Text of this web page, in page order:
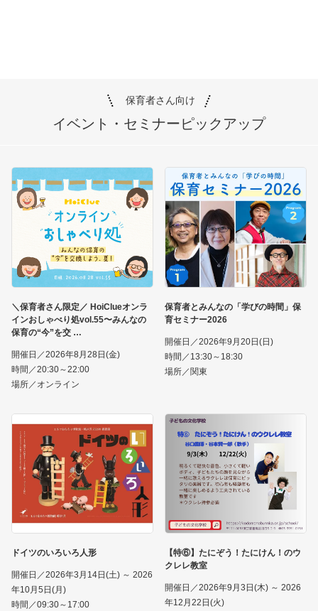
保育者さん向け
イベント・セミナーピックアップ
＼保育者さん限定／ HoiClueオンラ
インおしゃべり処vol.55〜みんなの
保育の“今”を交
開催日／2026年8月28日(金)
時間／20:30～22:00
場所／オンライン
保育者とみんなの「学びの時間」保
育セミナー2026
開催日／2026年9月20日(日)
時間／13:30～18:30
場所／関東
ドイツのいろいろ人形
開催日／2026年3月14日(土) ～ 2026
年10月5日(月)
時間／09:30～17:00
【特⑥】たにぞう！たにけん！のウ
クレレ教室
開催日／2026年9月3日(木) ～ 2026
年12月22日(火)